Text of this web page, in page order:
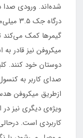
شده‌اند. ورودی صدا
درگاه
گیمرها کمک می‌کند
میکروفن نیز قادر
دوستان خود کنند.
صدای کاربر به
ازطریق میکروفن
ویژه‌ی دیگری نیز
کاربردی است.